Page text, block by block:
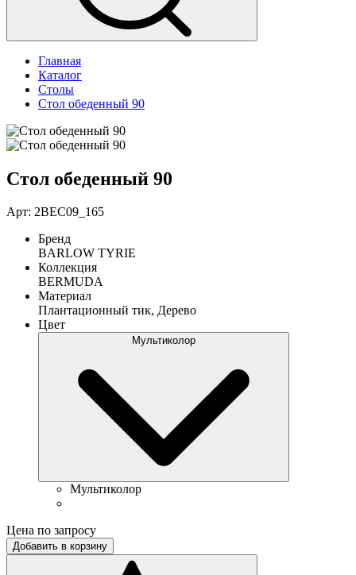
Главная
Каталог
Столы
Стол обеденный 90
Стол обеденный 90
Арт: 2BEC09_165
Бренд
BARLOW TYRIE
Коллекция
BERMUDA
Материал
Плантационный тик, Дерево
Цвет
Мультиколор
Мультиколор
Цена по запросу
Добавить в корзину